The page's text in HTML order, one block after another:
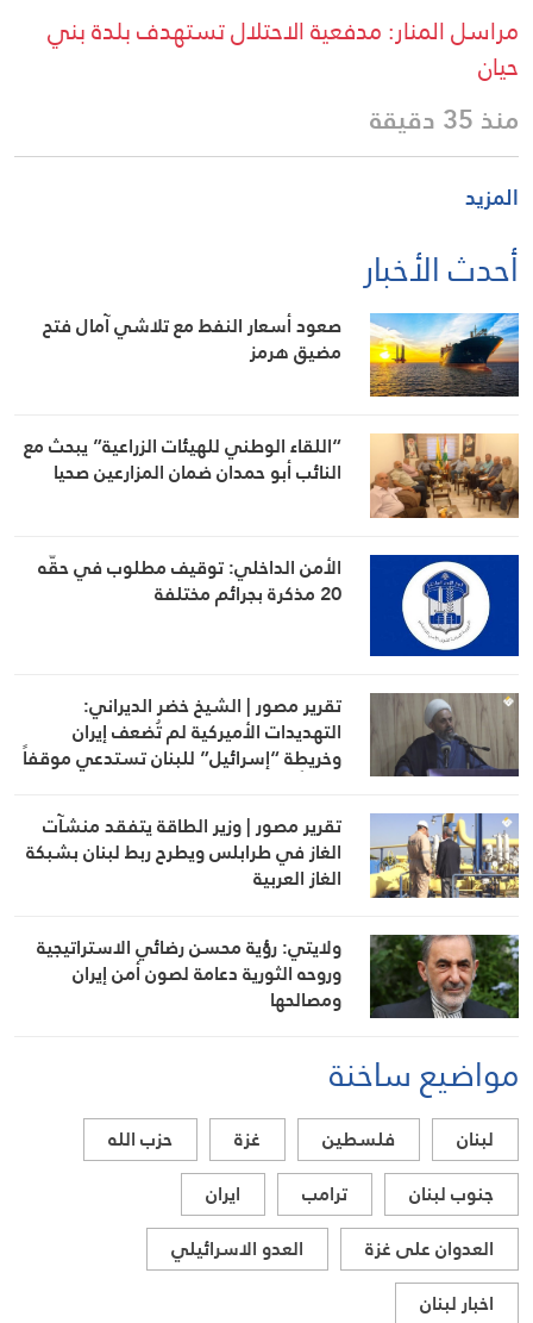
مراسل المنار: مدفعية الاحتلال تستهدف بلدة بني
حيان
منذ 35 دقيقة
المزيد
أحدث الأخبار
صعود أسعار النفط مع تلاشي آمال فتح
مضيق هرمز
“اللقاء الوطني للهيئات الزراعية” يبحث مع
النائب أبو حمدان ضمان المزارعين صحيا
الأمن الداخلي: توقيف مطلوب في حقّه
20 مذكرة بجرائم مختلفة
تقرير مصور | الشيخ خضر الديراني:
التهديدات الأميركية لم تُضعف إيران
وخريطة “إسرائيل” للبنان تستدعي موقفاً
تقرير مصور | وزير الطاقة يتفقد منشآت
الغاز في طرابلس ويطرح ربط لبنان بشبكة
الغاز العربية
ولايتي: رؤية محسن رضائي الاستراتيجية
وروحه الثورية دعامة لصون أمن إيران
ومصالحها
مواضيع ساخنة
لبنان فلسطين غزة
حزب الله
جنوب لبنان
ترامب
ايران
العدوان على غزة
العدو الاسرائيلي
اخبار لبنان